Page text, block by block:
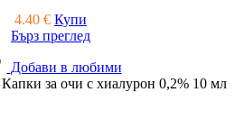
4.40 € Купи
Бърз преглед
Добави в любими